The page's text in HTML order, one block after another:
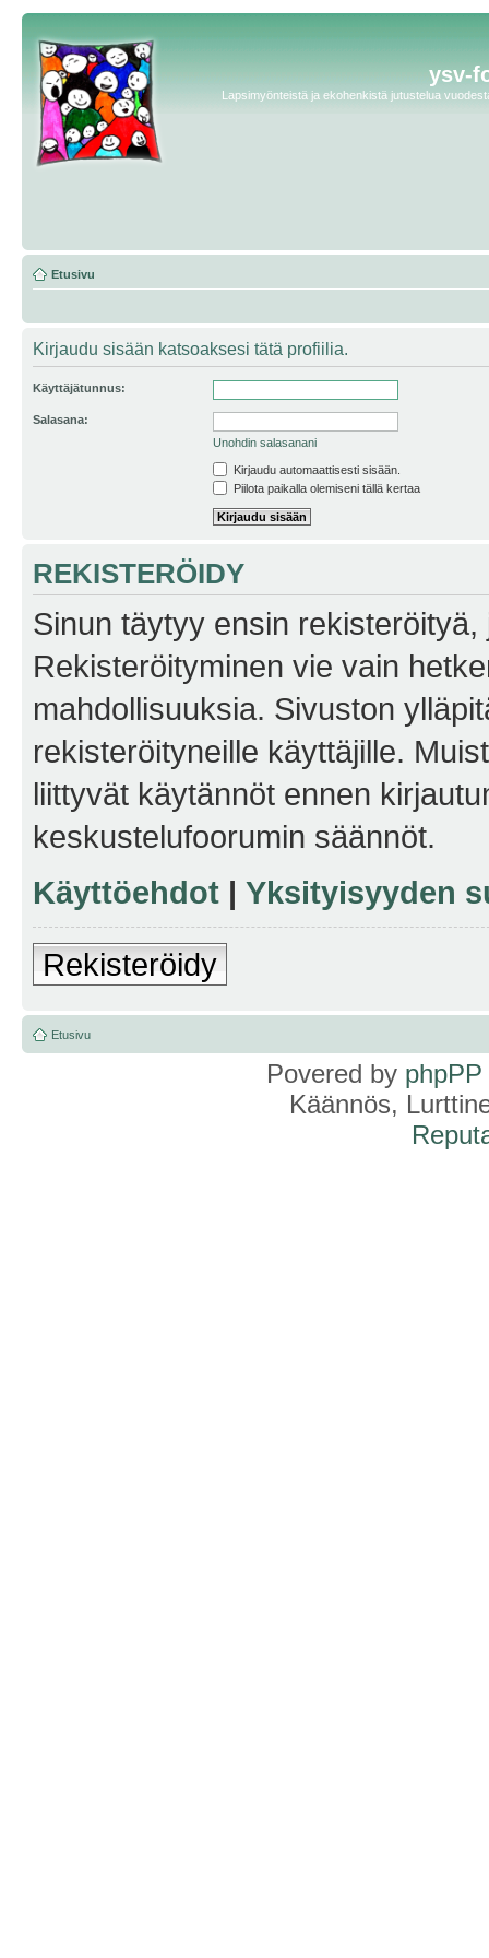
ysv-
Lapsimyönteistä ja ekohenkistä jutustelua
Etusivu
Kirjaudu sisään katsoaksesi tätä profiilia.
Käyttäjätunnus:
Salasana:
Unohdin salasanani
Kirjaudu automaattisesti sisään.
Piilota paikalla olemiseni tällä kertaa
REKISTERÖIDY
Sinun täytyy ensin
Rekisteröityminen vie vain
mahdollisuuksia. Sivuston
rekisteröityneille käyttäjille.
liittyvät käytännöt ennen
keskustelufoorumin säännöt.
Käyttöehdot | Yksityisyyden
Rekisteröidy
Etusivu
Povered by phpPP
Käännös,